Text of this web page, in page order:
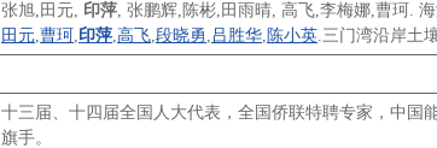
张旭,田元, 印萍, 张鹏辉,陈彬,田雨晴, 高飞,李梅娜,曹珂.
田元,曹珂,印萍,高飞,段晓勇, 吕胜华, 陈小英.三门湾沿岸土
十三届、十四届全国人大代表，全国侨联特聘专家，中国
旗手。